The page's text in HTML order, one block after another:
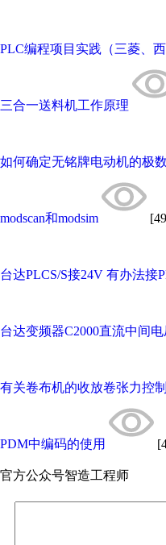
PLC编程项目实践（三菱、
三合一送料机工作原理
如何确定无铭牌电动机的极
modscan和modsim
台达PLCS/S接24V 有办法接
台达变频器C2000直流中间电
有关卷布机的收放卷张力控
PDM中编码的使用
官方公众号智造工程师